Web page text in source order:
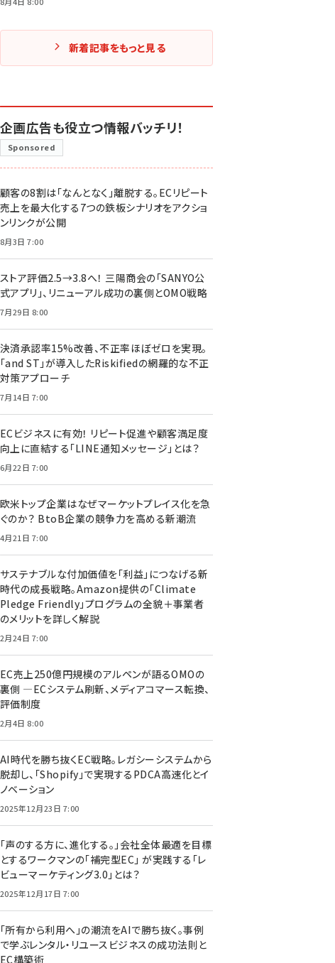
新着記事をもっと見る
企画広告も役立つ情報バッチリ！
Sponsored
顧客の8割は「なんとなく」離脱する。ECリピート
売上を最大化する7つの鉄板シナリオをアクショ
ンリンクが公開
8月3日 7:00
ストア評価2.5→3.8へ！ 三陽商会の「SANYO公
式アプリ」、リニューアル成功の裏側とOMO戦略
7月29日 8:00
決済承認率15%改善、不正率ほぼゼロを実現。
「and ST」が導入したRiskifiedの網羅的な不正
対策アプローチ
7月14日 7:00
ECビジネスに有効！ リピート促進や顧客満足度
向上に直結する「LINE通知メッセージ」とは？
6月22日 7:00
欧米トップ企業はなぜマーケットプレイス化を急
ぐのか？ BtoB企業の競争力を高める新潮流
4月21日 7:00
サステナブルな付加価値を「利益」につなげる新
時代の成長戦略。Amazon提供の「Climate
Pledge Friendly」プログラムの全貌＋事業者
のメリットを詳しく解説
2月24日 7:00
EC売上250億円規模のアルペンが語るOMOの
裏側 ―ECシステム刷新、メディアコマース転換、
評価制度
2月4日 8:00
AI時代を勝ち抜くEC戦略。レガシーシステムから
脱却し、「Shopify」で実現するPDCA高速化とイ
ノベーション
2025年12月23日 7:00
「声のする方に、進化する。」会社全体最適を目標
とするワークマンの「補完型EC」 が実践する「レ
ビューマーケティング3.0」とは？
2025年12月17日 7:00
「所有から利用へ」の潮流をAIで勝ち抜く。事例
で学ぶレンタル・リユースビジネスの成功法則と
EC構築術